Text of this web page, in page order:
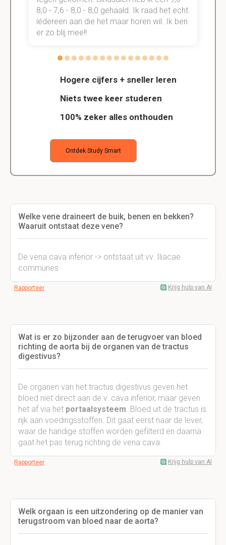
Hogere cijfers + sneller leren
Niets twee keer studeren
100% zeker alles onthouden
Ontdek Study Smart
8,0 - 7,6 - 8,0 - 8,0 gehaald. Ik raad het echt
íédereen aan die het maar horen wil. Ik ben
er zo blij mee!!
Welke vene draineert de buik, benen en bekken?
Waaruit ontstaat deze vene?
De vena cava inferior -> ontstaat uit vv. Iliacae
communes
Rapporteer Krijg hulp van AI
Wat is er zo bijzonder aan de terugvoer van bloed
richting de aorta bij de organen van de tractus
digestivus?
De organen van het tractus digestivus geven het
bloed niet direct aan de v. cava inferior, maar geven
het af via het portaalsysteem. Bloed uit de tractus is
rijk aan voedingsstoffen. Dit gaat eerst naar de lever,
waar de handige stoffen worden gefilterd en daarna
gaat het pas terug richting de vena cava.
Rapporteer Krijg hulp van AI
Welk orgaan is een uitzondering op de manier van
terugstroom van bloed naar de aorta?